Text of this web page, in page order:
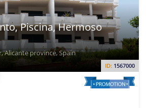
ID: 1567000
Piscina, Hermoso
Alicante province, Spain